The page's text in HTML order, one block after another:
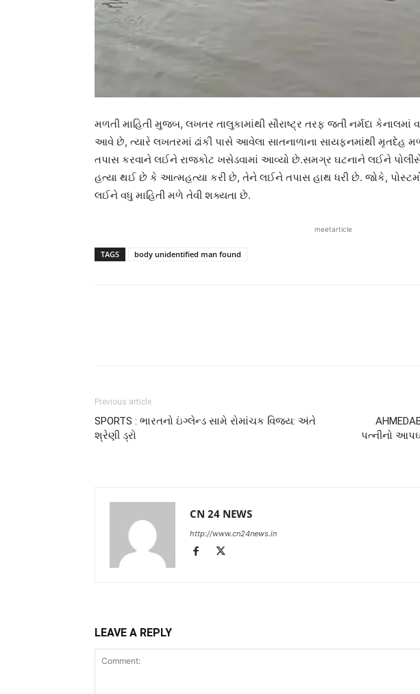
મળતી માહિતી મુજબ, લખતર તાલુકામાંથી સૌરાષ્ટ્ર તરફ જતી નર્મદા કેનાલમાં
આવે છે, ત્યારે લખતરમાં ઢાંકી પાસે આવેલા સાતનાળાના સાયફનમાંથી મૃતદેહ
તપાસ કરવાને લઈને રાજકોટ ખસેડવામાં આવ્યો છે.સમગ્ર ઘટનાને લઈને
હત્યા થઈ છે કે આત્મહત્યા કરી છે, તેને લઈને તપાસ હાથ ધરી છે. જોકે,
લઈને વધુ માહિતી મળે તેવી શક્યતા છે.
meetarticle
TAGS body unidentified man found
Previous article
SPORTS : ભારતનો ઇંગ્લેન્ડ સામે રોમાંચક વિજય: અંતે
શ્રેણી ડ્રો
પત્નીનો
CN 24 NEWS
http://www.cn24news.in
LEAVE A REPLY